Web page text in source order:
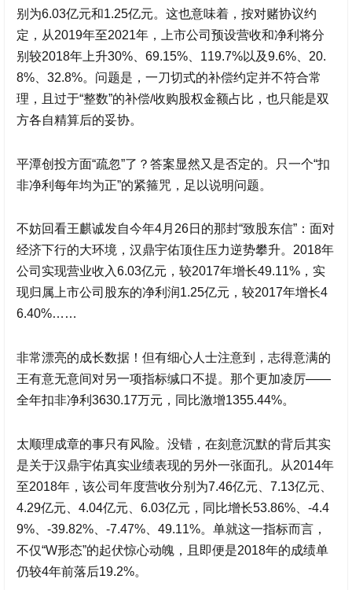
别为6.03亿元和1.25亿元。这也意味着，按对赌协议约
定，从2019年至2021年，上市公司预设营收和净利将分
别较2018年上升30%、69.15%、119.7%以及9.6%、20.
8%、32.8%。问题是，一刀切式的补偿约定并不符合常
理，且过于“整数”的补偿/收购股权金额占比，也只能是双
方各自精算后的妥协。
平潭创投方面“疏忽”了？答案显然又是否定的。只一个“扣
非净利每年均为正”的紧箍咒，足以说明问题。
不妨回看王麒诚发自今年4月26日的那封“致股东信”：面对
经济下行的大环境， 汉鼎宇佑顶住压力逆势攀升。2018年
公司实现营业收入6.03亿元，较2017年增长49.11%，实
现归属上市公司股东的净利润1.25亿元，较2017年增长4
6.40%……
非常漂亮的成长数据！但有细心人士注意到，志得意满的
王有意无意间对另一项指标缄口不提。那个更加凌厉——
全年扣非净利3630.17万元，同比激增1355.44%。
太顺理成章的事只有风险。没错，在刻意沉默的背后其实
是关于汉鼎宇佑真实业绩表现的另外一张面孔。从2014年
至2018年，该公司年度营收分别为7.46亿元、7.13亿元、
4.29亿元、4.04亿元、6.03亿元，同比增长53.86%、-4.4
9%、-39.82%、-7.47%、49.11%。单就这一指标而言，
不仅“W形态”的起伏惊心动魄，且即便是2018年的成绩单
仍较4年前落后19.2%。